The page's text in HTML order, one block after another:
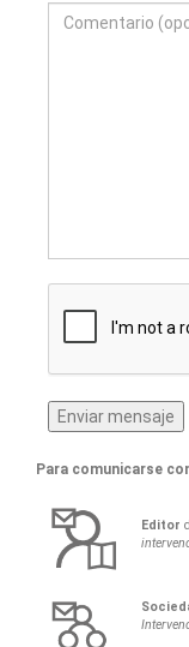
Para comunicarse
Editor